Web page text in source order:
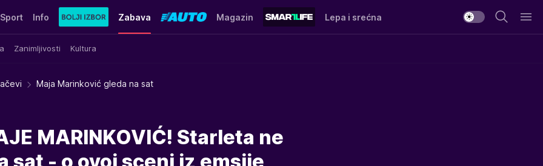
Sport Info Zabava
Zanimljivosti Kultura
Magazin Lepa i srećna
Maja Marinković gleda na sat
MARINKOVIĆ! Starleta ne